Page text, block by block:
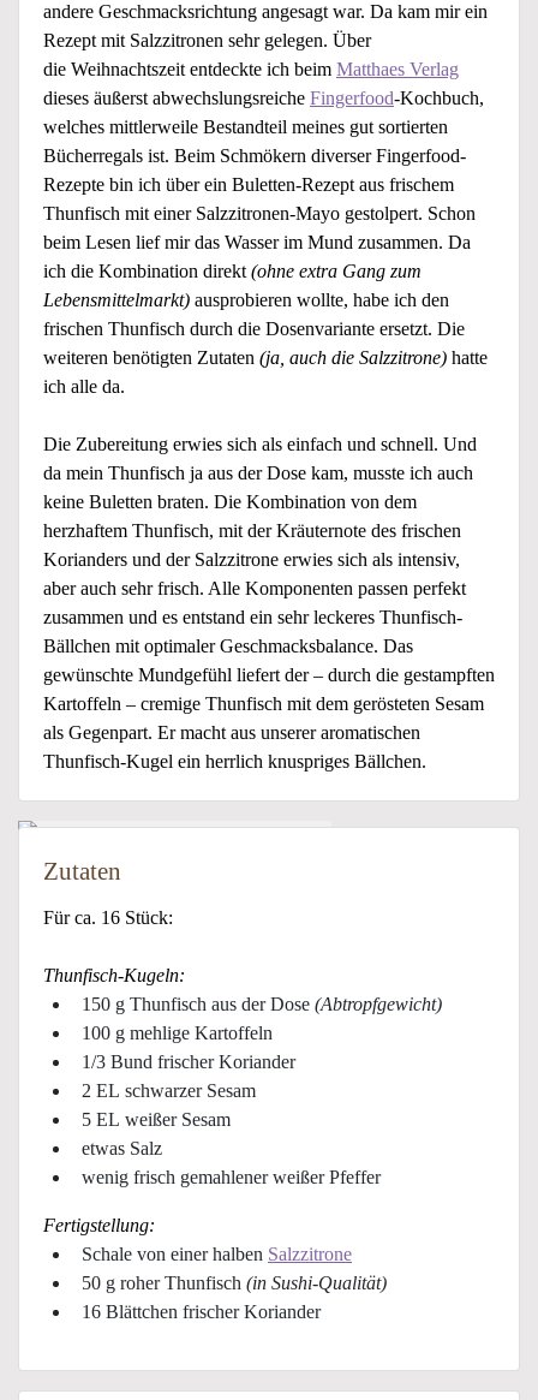
andere Geschmacksrichtung angesagt war. Da kam mir ein
Rezept mit Salzzitronen sehr gelegen. Über
die Weihnachtszeit entdeckte ich beim Matthaes Verlag
dieses äußerst abwechslungsreiche Fingerfood-Kochbuch,
welches mittlerweile Bestandteil meines gut sortierten
Bücherregals ist. Beim Schmökern diverser Fingerfood-
Rezepte bin ich über ein Buletten-Rezept aus frischem
Thunfisch mit einer Salzzitronen-Mayo gestolpert. Schon
beim Lesen lief mir das Wasser im Mund zusammen. Da
ich die Kombination direkt (ohne extra Gang zum
Lebensmittelmarkt) ausprobieren wollte, habe ich den
frischen Thunfisch durch die Dosenvariante ersetzt. Die
weiteren benötigten Zutaten (ja, auch die Salzzitrone) hatte
ich alle da.
Die Zubereitung erwies sich als einfach und schnell. Und
da mein Thunfisch ja aus der Dose kam, musste ich auch
keine Buletten braten. Die Kombination von dem
herzhaftem Thunfisch, mit der Kräuternote des frischen
Korianders und der Salzzitrone erwies sich als intensiv,
aber auch sehr frisch. Alle Komponenten passen perfekt
zusammen und es entstand ein sehr leckeres Thunfisch-
Bällchen mit optimaler Geschmacksbalance. Das
gewünschte Mundgefühl liefert der – durch die gestampften
Kartoffeln – cremige Thunfisch mit dem gerösteten Sesam
als Gegenpart. Er macht aus unserer aromatischen
Thunfisch-Kugel ein herrlich knuspriges Bällchen.
Zutaten
Für ca. 16 Stück:
Thunfisch-Kugeln:
150 g Thunfisch aus der Dose (Abtropfgewicht)
100 g mehlige Kartoffeln
1/3 Bund frischer Koriander
2 EL schwarzer Sesam
5 EL weißer Sesam
etwas Salz
wenig frisch gemahlener weißer Pfeffer
Fertigstellung:
Schale von einer halben Salzzitrone
50 g roher Thunfisch (in Sushi-Qualität)
16 Blättchen frischer Koriander